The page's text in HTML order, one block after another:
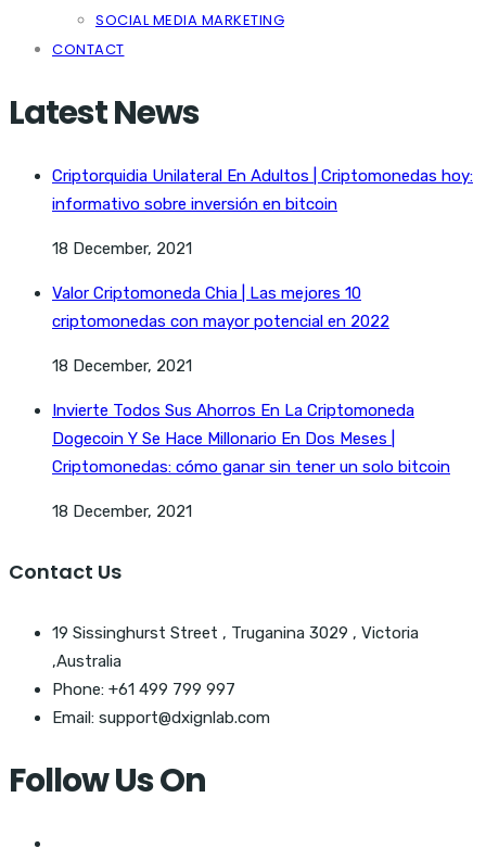
SOCIAL MEDIA MARKETING
CONTACT
Latest News
Criptorquidia Unilateral En Adultos | Criptomonedas hoy:
informativo sobre inversión en bitcoin
18 December, 2021
Valor Criptomoneda Chia | Las mejores 10
criptomonedas con mayor potencial en 2022
18 December, 2021
Invierte Todos Sus Ahorros En La Criptomoneda
Dogecoin Y Se Hace Millonario En Dos Meses |
Criptomonedas: cómo ganar sin tener un solo bitcoin
18 December, 2021
Contact Us
19 Sissinghurst Street , Truganina 3029 , Victoria
,Australia
Phone: +61 499 799 997
Email: support@dxignlab.com
Follow Us On